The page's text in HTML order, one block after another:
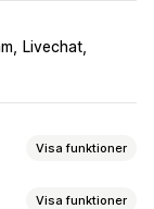
Livechat
Visa funktioner
Visa funktioner